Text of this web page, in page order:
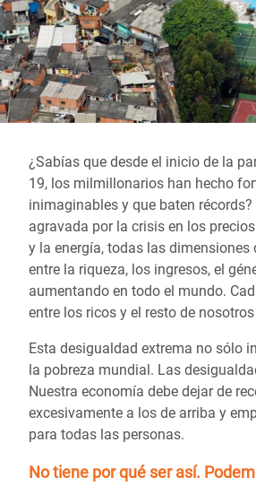
navegación
¿Sabías que desde el inicio de la
19, los milmillonarios han hecho
inimaginables y que baten récords?
agravada por la crisis en los
y la energía, todas las dimensiones
entre la riqueza, los ingresos, el
aumentando en todo el mundo.
entre los ricos y el resto de
Esta desigualdad extrema no sólo
la pobreza mundial. Las
Nuestra economía debe dejar de
excesivamente a los de arriba y
para todas las personas.
No tiene por qué ser así.